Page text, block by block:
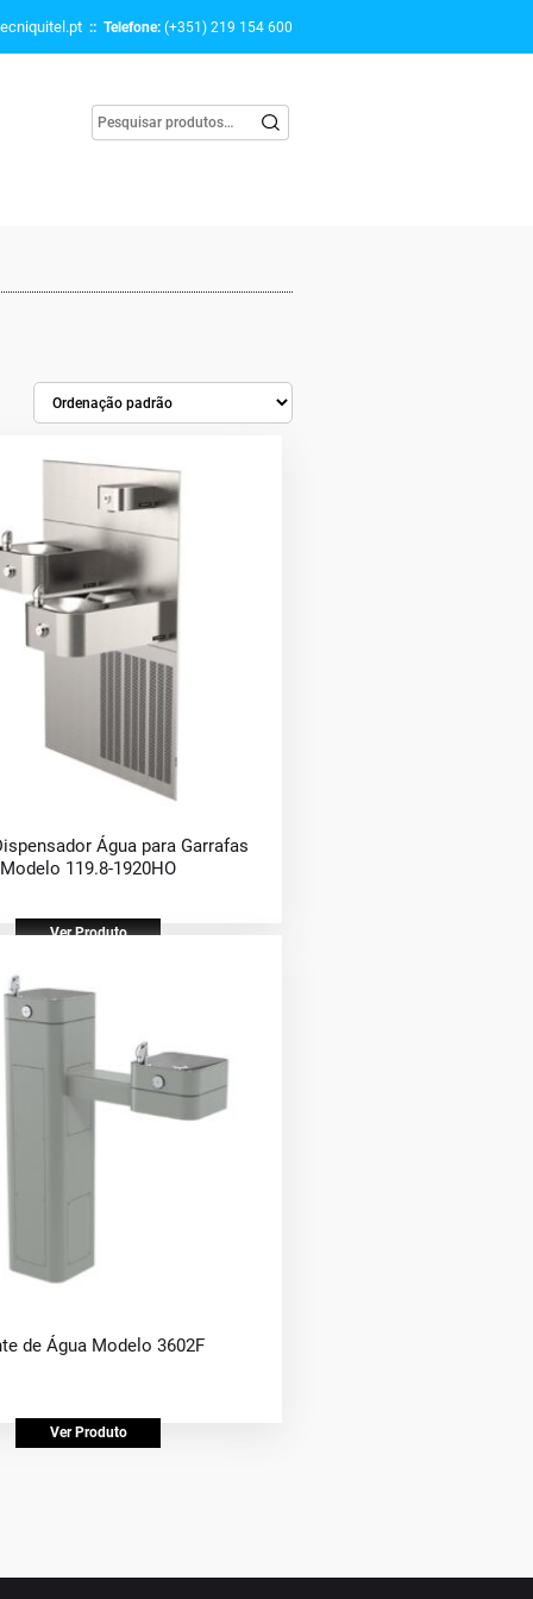
:: Telefone: (+351) 219 154 600
Água para Garrafas
Modelo 119.8-1920HO
Ver Produto
de Água Modelo 3602F
Ver Produto